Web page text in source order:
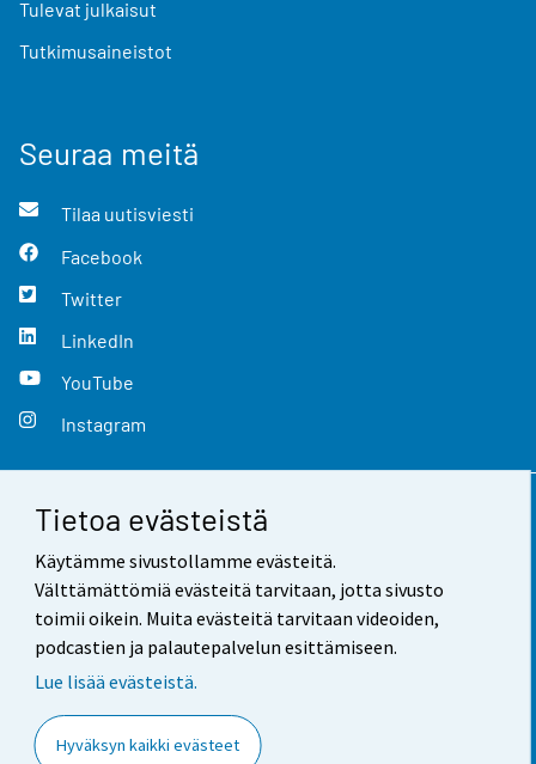
Tietoa evästeistä
Käytämme sivustollamme evästeitä.
Välttämättömiä evästeitä tarvitaan, jotta sivusto
toimii oikein. Muita evästeitä tarvitaan videoiden,
podcastien ja palautepalvelun esittämiseen.
Lue lisää evästeistä.
Hyväksyn kaikki evästeet
Tulevat julkaisut
Tutkimusaineistot
Seuraa meitä
Tilaa uutisviesti
Facebook
Twitter
LinkedIn
YouTube
Instagram
Yhteystiedot
Palaute
Käyttöehdot
Saavutettavuus